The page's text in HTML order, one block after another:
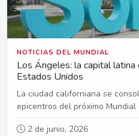
NOTICIAS DEL MUNDIAL
Los Ángeles: la capital
Estados Unidos
La ciudad californiana se
epicentros del próximo Mundial
2 de junio, 2026